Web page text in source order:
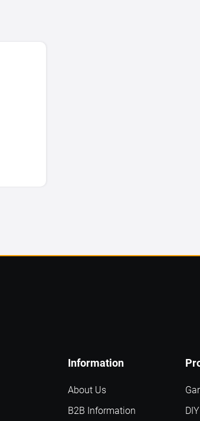
About Us
Information
B2B Information DIY